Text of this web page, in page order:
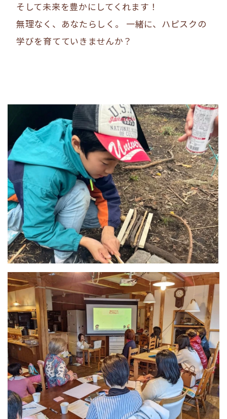
そして未来を豊かにしてくれます！
無理なく、あなたらしく。 一緒に、ハピスクの
学びを育てていきませんか？